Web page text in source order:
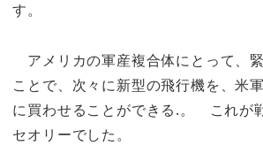
す。
アメリカの軍産複合体にとって、
ことで、次々に新型の飛行機を、米
に買わせることができる.。 これが
セオリーでした。